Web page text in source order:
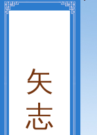
矢
志